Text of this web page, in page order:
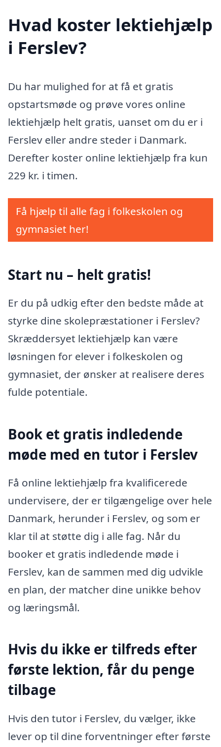
Hvad koster lektiehjælp
i Ferslev?
Du har mulighed for at få et gratis
opstartsmøde og prøve vores online
lektiehjælp helt gratis, uanset om du er i
Ferslev eller andre steder i Danmark.
Derefter koster online lektiehjælp fra kun
229 kr. i timen.
Få hjælp til alle fag i folkeskolen og
gymnasiet her!
Start nu – helt gratis!
Er du på udkig efter den bedste måde at
styrke dine skolepræstationer i Ferslev?
Skræddersyet lektiehjælp kan være
løsningen for elever i folkeskolen og
gymnasiet, der ønsker at realisere deres
fulde potentiale.
Book et gratis indledende
møde med en tutor i Ferslev
Få online lektiehjælp fra kvalificerede
undervisere, der er tilgængelige over hele
Danmark, herunder i Ferslev, og som er
klar til at støtte dig i alle fag. Når du
booker et gratis indledende møde i
Ferslev, kan de sammen med dig udvikle
en plan, der matcher dine unikke behov
og læringsmål.
Hvis du ikke er tilfreds efter
første lektion, får du penge
tilbage
Hvis den tutor i Ferslev, du vælger, ikke
lever op til dine forventninger efter første